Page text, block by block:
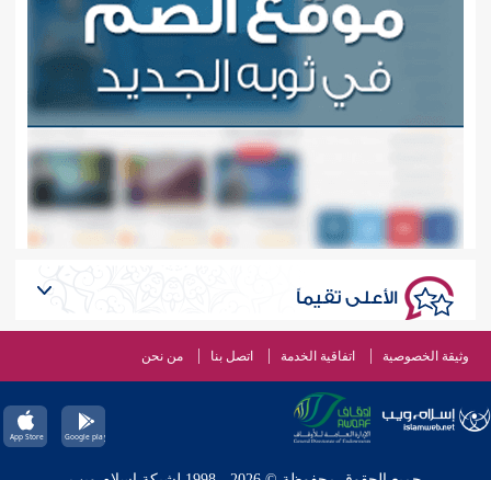
الأعلى تقيماً
وثيقة الخصوصية اتفاقية الخدمة اتصل بنا من نحن